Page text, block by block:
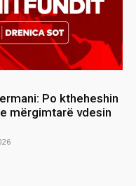
Po ktheheshin
mërgimtarë vdesin